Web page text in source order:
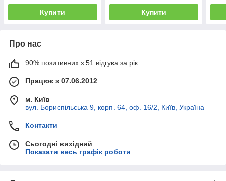
Купити Купити
Про нас
90% позитивних з 51 відгука за рік
Працює з 07.06.2012
м. Київ
вул. Бориспільська 9, корп. 64, оф. 16/2, Київ, Україна
Контакти
Сьогодні вихідний
Показати весь графік роботи